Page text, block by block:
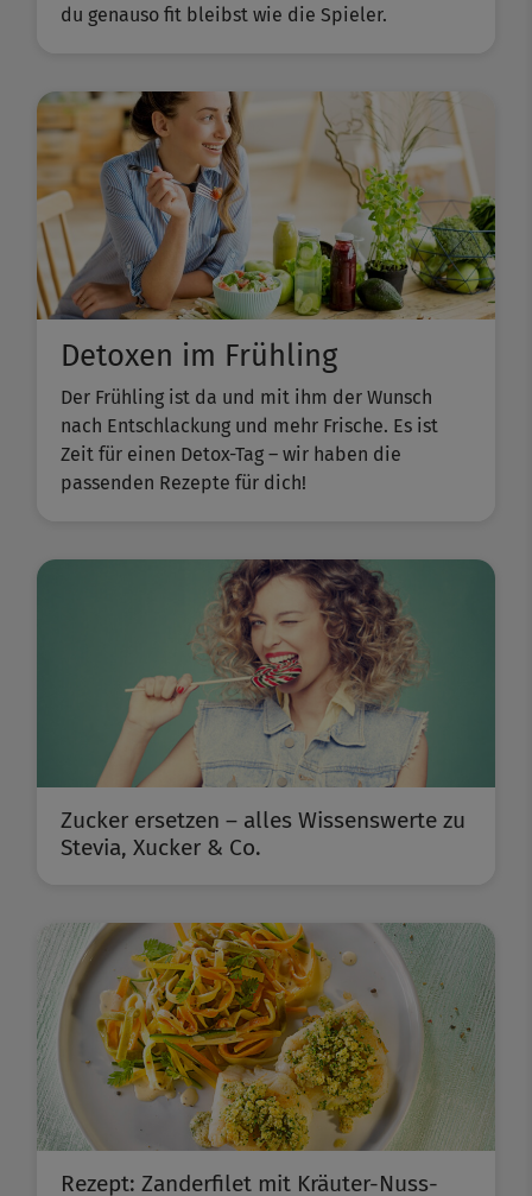
du genauso fit bleibst wie die Spieler.
Detoxen im Frühling
Der Frühling ist da und mit ihm der Wunsch
nach Entschlackung und mehr Frische. Es ist
Zeit für einen Detox-Tag – wir haben die
passenden Rezepte für dich!
Zucker ersetzen – alles Wissenswerte zu
Stevia, Xucker & Co.
Rezept: Zanderfilet mit Kräuter-Nuss-